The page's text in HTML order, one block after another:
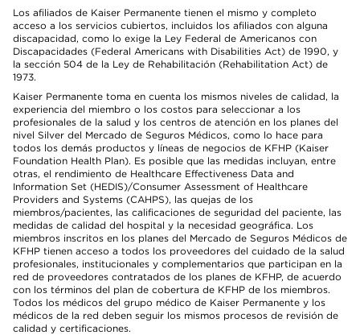
Los afiliados de Kaiser Permanente tienen el mismo y completo
acceso a los servicios cubiertos, incluidos los afiliados con alguna
discapacidad, como lo exige la Ley Federal de Americanos con
Discapacidades (Federal Americans with Disabilities Act) de 1990, y
la sección 504 de la Ley de Rehabilitación (Rehabilitation Act) de
1973.
Kaiser Permanente toma en cuenta los mismos niveles de calidad, la
experiencia del miembro o los costos para seleccionar a los
profesionales de la salud y los centros de atención en los planes del
nivel Silver del Mercado de Seguros Médicos, como lo hace para
todos los demás productos y líneas de negocios de KFHP (Kaiser
Foundation Health Plan). Es posible que las medidas incluyan, entre
otras, el rendimiento de Healthcare Effectiveness Data and
Information Set (HEDIS)/Consumer Assessment of Healthcare
Providers and Systems (CAHPS), las quejas de los
miembros/pacientes, las calificaciones de seguridad del paciente, las
medidas de calidad del hospital y la necesidad geográfica. Los
miembros inscritos en los planes del Mercado de Seguros Médicos de
KFHP tienen acceso a todos los proveedores del cuidado de la salud
profesionales, institucionales y complementarios que participan en la
red de proveedores contratados de los planes de KFHP, de acuerdo
con los términos del plan de cobertura de KFHP de los miembros.
Todos los médicos del grupo médico de Kaiser Permanente y los
médicos de la red deben seguir los mismos procesos de revisión de
calidad y certificaciones.